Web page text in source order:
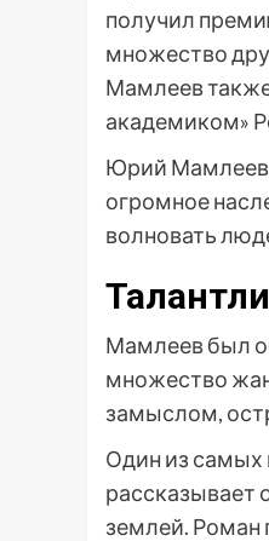
получил
множество
Мамлеев
академиком»
Юрий Мамлеев
огромное
волновать
Мамлеев был
множество
замыслом,
Один из самых
рассказывает
землей. Роман